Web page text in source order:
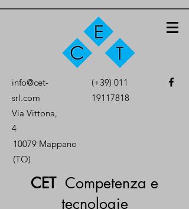
info@cet-
srl.com
(+39) 011
19117818
Via Vittona,
4
10079 Mappano
(TO)
CETCompetenza e
tecnologie